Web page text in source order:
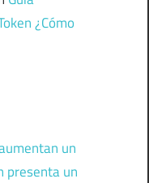
¿Cómo
un
presenta un